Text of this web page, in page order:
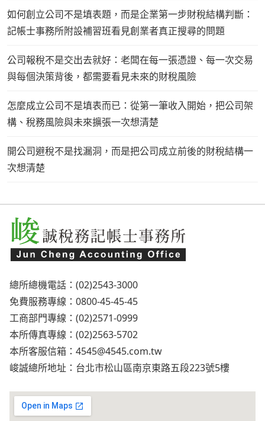
如何創立公司不是填表題，而是企業第一步財稅結構判斷：
記帳士事務所附設補習班看見創業者真正搜尋的問題
公司報稅不是交出去就好：老闆在每一張憑證、每一次交易
與每個決策背後，都需要看見未來的財稅風險
怎麼成立公司不是填表而已：從第一筆收入開始，把公司架
構、稅務風險與未來擴張一次想清楚
開公司避稅不是找漏洞，而是把公司成立前後的財稅結構一
次想清楚
總所總機電話：(02)2543-3000
免費服務專線：0800-45-45-45
工商部門專線：(02)2571-0999
本所傳真專線：(02)2563-5702
本所客服信箱： 4545@4545.com.tw
峻誠總所地址：台北市松山區南京東路五段223號5樓